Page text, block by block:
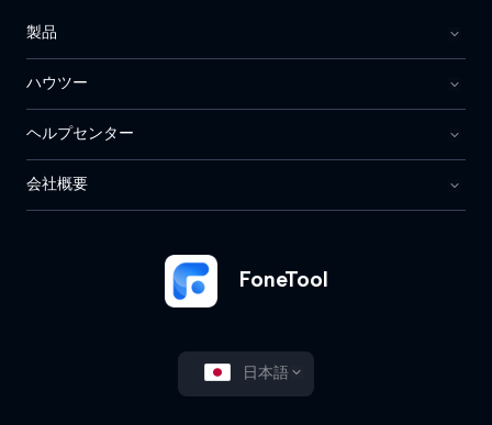
FoneTool
日本語
製品
ハウツー
ヘルプセンター
会社概要